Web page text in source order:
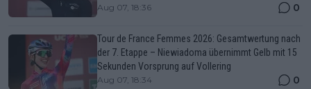
Aug 07, 18:36 0
Tour de France Femmes 2026: Gesamtwertung nach
der 7. Etappe – Niewiadoma übernimmt Gelb mit 15
Sekunden Vorsprung auf Vollering
Aug 07, 18:34 0